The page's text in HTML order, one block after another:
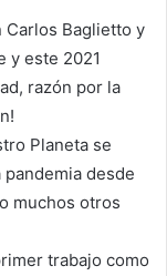
Carlos Baglietto y
y este 2021
razón por la
Planeta se
desde
muchos otros
trabajo como